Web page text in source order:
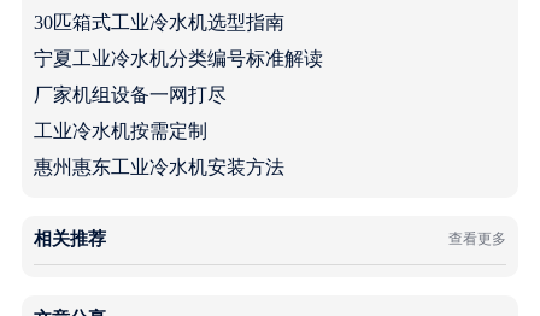
30匹箱式工业冷水机选型指南
宁夏工业冷水机分类编号标准解读
厂家机组设备一网打尽
工业冷水机按需定制
惠州惠东工业冷水机安装方法
相关推荐 查看更多